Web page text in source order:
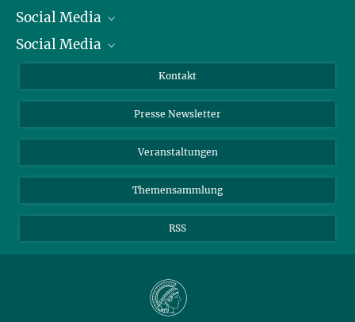
Präsident
Zahlen und Fakten
Meldestelle Fehlverhalten
Social Media
Bluesky
Social Media
YouTube
Kontakt
Presse Newsletter
Veranstaltungen
Themensammlung
RSS